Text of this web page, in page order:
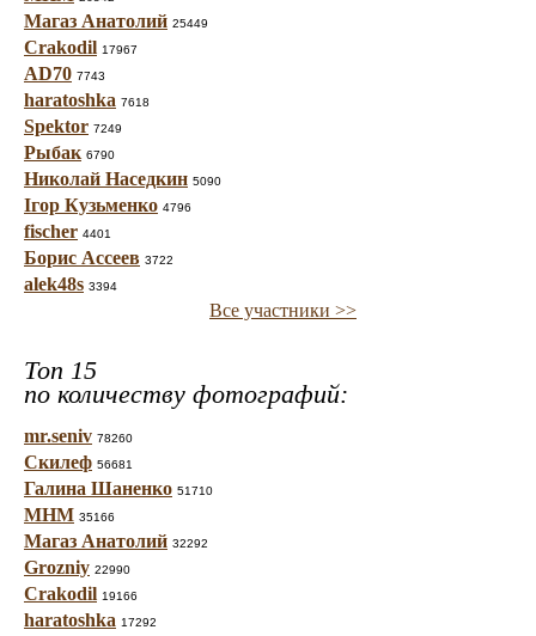
Магаз Анатолий 25449
Crakodil 17967
AD70 7743
haratoshka 7618
Spektor 7249
Рыбак 6790
Николай Наседкин 5090
Ігор Кузьменко 4796
fischer 4401
Борис Ассеев 3722
alek48s 3394
Все участники >>
Топ 15
по количеству фотографий:
mr.seniv 78260
Скилеф 56681
Галина Шаненко 51710
МНМ 35166
Магаз Анатолий 32292
Grozniy 22990
Crakodil 19166
haratoshka 17292